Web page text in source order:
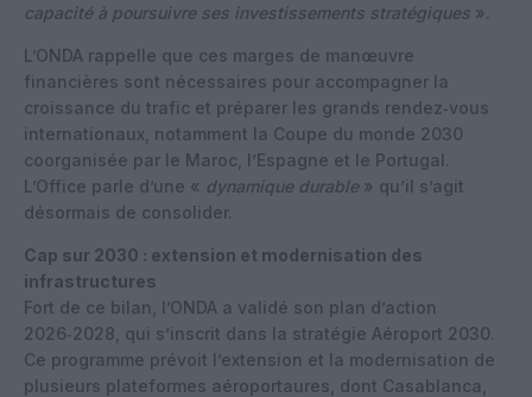
capacité à poursuivre ses investissements stratégiques ».
L’ONDA rappelle que ces marges de manœuvre
financières sont nécessaires pour accompagner la
croissance du trafic et préparer les grands rendez‑vous
internationaux, notamment la Coupe du monde 2030
coorganisée par le Maroc, l’Espagne et le Portugal.
L’Office parle d’une « dynamique durable » qu’il s’agit
désormais de consolider.
Cap sur 2030 : extension et modernisation des
infrastructures
Fort de ce bilan, l’ONDA a validé son plan d’action
2026‑2028, qui s’inscrit dans la stratégie Aéroport 2030.
Ce programme prévoit l’extension et la modernisation de
plusieurs plateformes aéroportaures, dont Casablanca,